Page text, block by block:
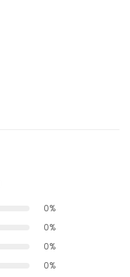
0%
0%
0%
0%